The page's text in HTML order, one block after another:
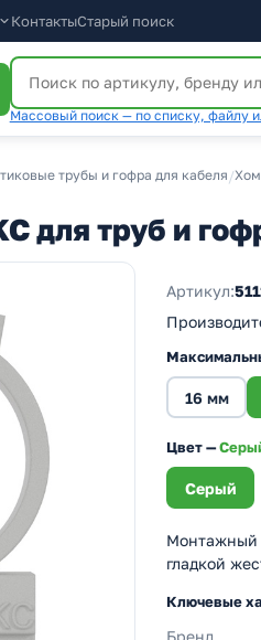
КонтактыСтарый поиск
Массовый поиск — по списку, файлу
трубы и гофра для кабеля /
для труб и
Артикул:
16 мм
Цвет —
Серый
Монтажный
гладкой
Ключевые